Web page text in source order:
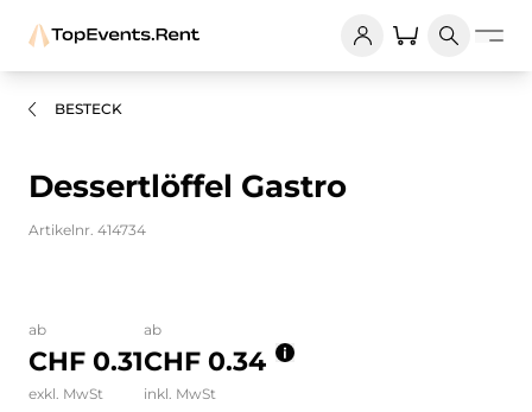
BESTECK
Dessertlöffel Gastro
Artikelnr. 414734
ab
CHF 0.31
exkl. MwSt
ab
CHF 0.34
inkl. MwSt